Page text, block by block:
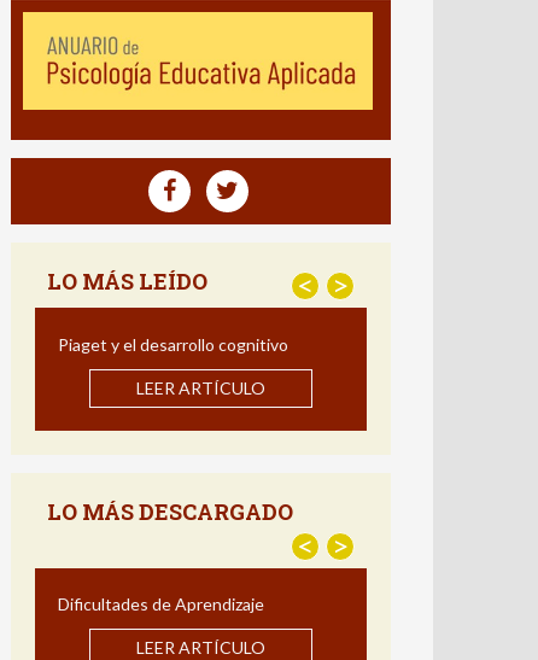
LO MÁS LEÍDO < >
el desarrollo cognitivo
LEER ARTÍCULO
Estrategias para Mejorar
Comprensión Lectora: Impacto de
LEER ARTÍCULO
LO MÁS DESCARGADO
< >
de Aprendizaje
LEER ARTÍCULO
Comprensión Lectora: Impacto